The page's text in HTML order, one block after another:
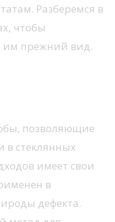
Разберемся в
чтобы
им прежний вид.
позволяющие
в стеклянных
имеет свои
в
дефекта.